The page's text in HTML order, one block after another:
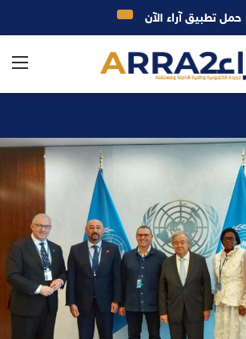
حمل تطبيق آراء الآن